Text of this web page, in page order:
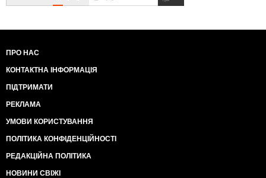
ПРО НАС
КОНТАКТНА ІНФОРМАЦІЯ
ПІДТРИМАТИ
РЕКЛАМА
УМОВИ КОРИСТУВАННЯ
ПОЛІТИКА КОНФІДЕНЦІЙНОСТІ
РЕДАКЦІЙНА ПОЛІТИКА
НОВИНИ СВІЖІ